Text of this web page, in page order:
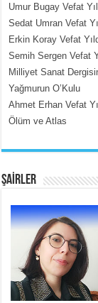
MEHMET
İçerdeki Put
SATILMIŞ
Erkenlik...
Umur Bugay Vefat
Sedat Umran Vefat
Erkin Koray Vefat
Semih Sergen Vefat
Milliyet Sanat
Yağmurun O’Kulu
Ahmet Erhan Vefat
Ölüm ve Atlas
ŞAİRLER